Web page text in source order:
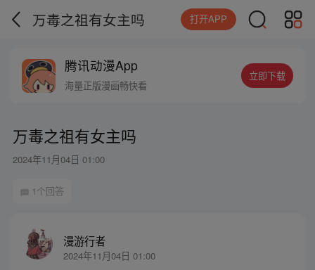
万毒之祖有女主吗 打开APP
腾讯动漫App
海量正版漫画畅快看
立即下载
万毒之祖有女主吗
2024年11月04日 01:00
1个回答
漫游行者
2024年11月04日 01:00